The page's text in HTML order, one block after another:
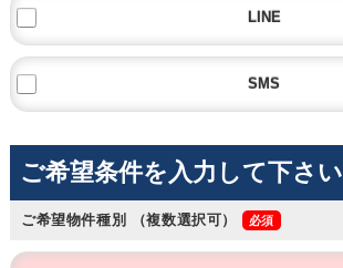
LINE
SMS
ご希望条件を入力して下さい
ご希望物件種別 （複数選択可）